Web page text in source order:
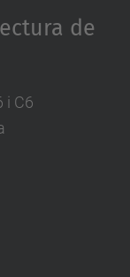
de
i C6